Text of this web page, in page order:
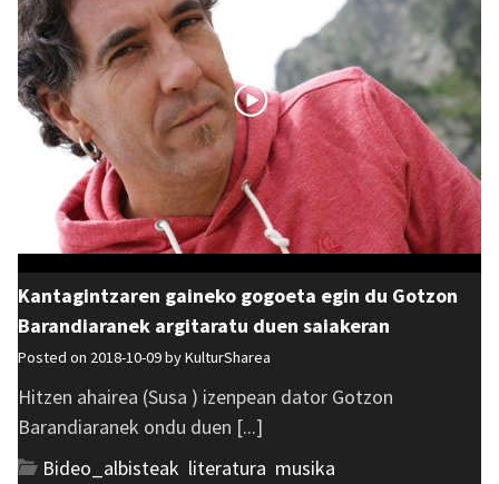
Kantagintzaren gaineko gogoeta egin du Gotzon
Barandiaranek argitaratu duen saiakeran
Posted on 2018-10-09 byKulturSharea
Hitzen ahairea (Susa ) izenpean dator Gotzon
Barandiaranek ondu duen [...]
Bideo_albisteak literatura musika